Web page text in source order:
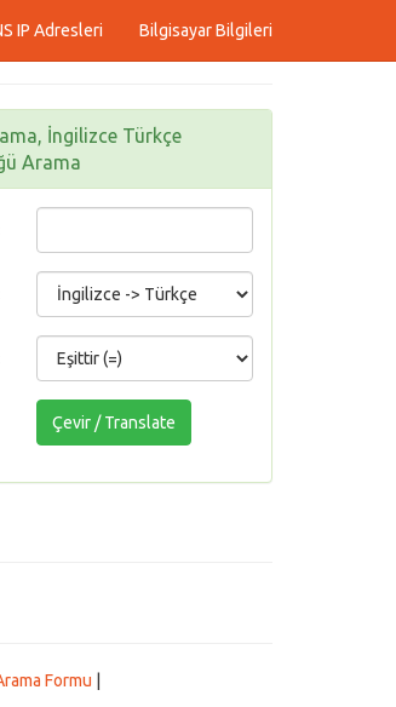
IP Adresleri Bilgisayar Bilgileri
İngilizce Türkçe
Arama
Formu